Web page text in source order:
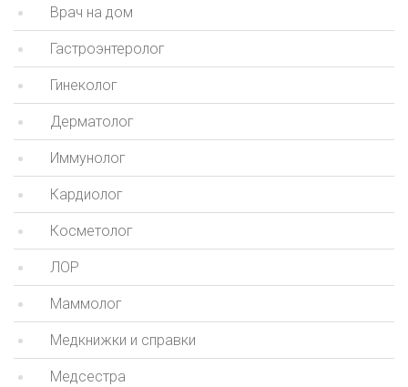
Врач на дом
Гастроэнтеролог
Гинеколог
Дерматолог
Иммунолог
Кардиолог
Косметолог
ЛОР
Маммолог
Медкнижки и справки
Медсестра